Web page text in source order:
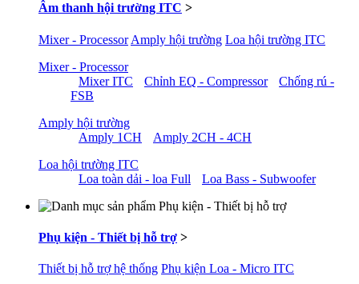
Âm thanh hội trường ITC >
Mixer - Processor Amply hội trường Loa hội trường ITC
Mixer - Processor
Mixer ITC
Chỉnh EQ - Compressor
Chống rú -
FSB
Amply hội trường
Amply 1CH
Amply 2CH - 4CH
Loa hội trường ITC
Loa toàn dải - loa Full
Loa Bass - Subwoofer
Phụ kiện - Thiết bị hỗ trợ >
Thiết bị hỗ trợ hệ thống Phụ kiện Loa - Micro ITC